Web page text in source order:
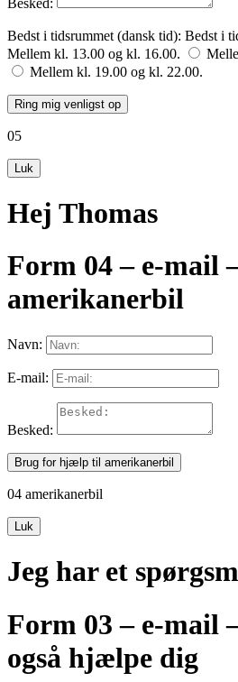
Bedst i tidsrummet (dansk tid): Bedst i
Mellem kl. 13.00 og kl. 16.00.
Mellem kl. 19.00 og kl. 22.00.
Ring mig venligst op
05
Luk
Hej Thomas
Form 04 – e-mail
amerikanerbil
Navn:
E-mail:
Besked:
Brug for hjælp til amerikanerbil
04 amerikanerbil
Luk
Jeg har et
Form 03 – e-mail
også hjælpe dig